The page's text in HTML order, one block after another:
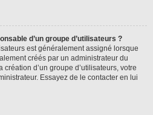
d’un groupe d’utilisateurs ?
est généralement assigné lorsque
créés par un administrateur du
d’un groupe d’utilisateurs, votre
Essayez de le contacter en lui